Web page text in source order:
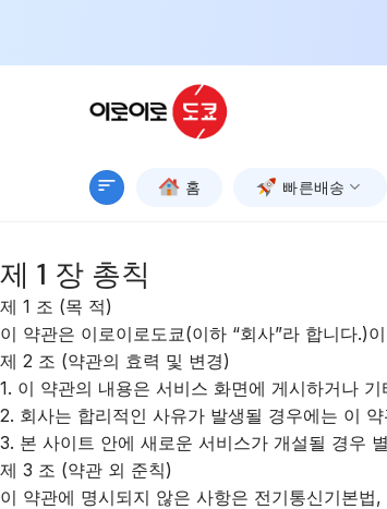
content
홈 빠른배송
제 1 장 총칙
제 1 조 (목 적)
이 약관은 이로이로도쿄(이하 “회사”라 합니다.)
제 2 조 (약관의 효력 및 변경)
1. 이 약관의 내용은 서비스 화면에 게시하거나
2. 회사는 합리적인 사유가 발생될 경우에는 이
3. 본 사이트 안에 새로운 서비스가 개설될 경우
제 3 조 (약관 외 준칙)
이 약관에 명시되지 않은 사항은 전기통신기본